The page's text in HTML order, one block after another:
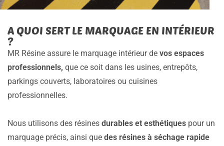
A QUOI SERT LE MARQUAGE EN INTÉRIEUR
?
MR Résine assure le marquage intérieur de vos espaces
professionnels, que ce soit dans les usines, entrepôts,
parkings couverts, laboratoires ou cuisines
professionnelles.
Nous utilisons des résines durables et esthétiques pour un
marquage précis, ainsi que des résines à séchage rapide